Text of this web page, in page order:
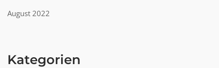
August 2022
Kategorien